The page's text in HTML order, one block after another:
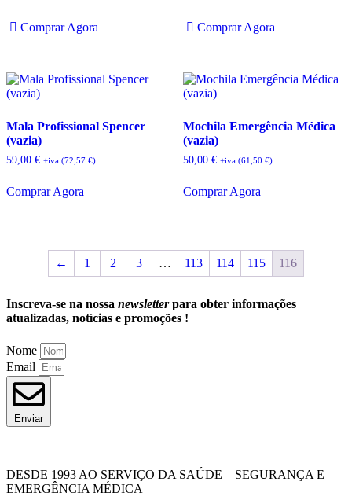
Comprar Agora
era:
é:
Comprar Agora
Mala Profissional Spencer
(vazia)
59,00 € +iva (72,57 €)
Comprar Agora
Mochila Emergência Médica
(vazia)
50,00 € +iva (61,50 €)
Comprar Agora
← 1 2 3 … 113 114 115 116
Inscreva-se na nossa newsletterpara obter informações
atualizadas, notícias e promoções !
Nome
Email
Enviar
DESDE 1993 AO SERVIÇO DA SAÚDE – SEGURANÇA E
EMERGÊNCIA MÉDICA